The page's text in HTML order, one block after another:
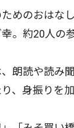
めのおはな
。約20人の
朗読や読み
、身振りを